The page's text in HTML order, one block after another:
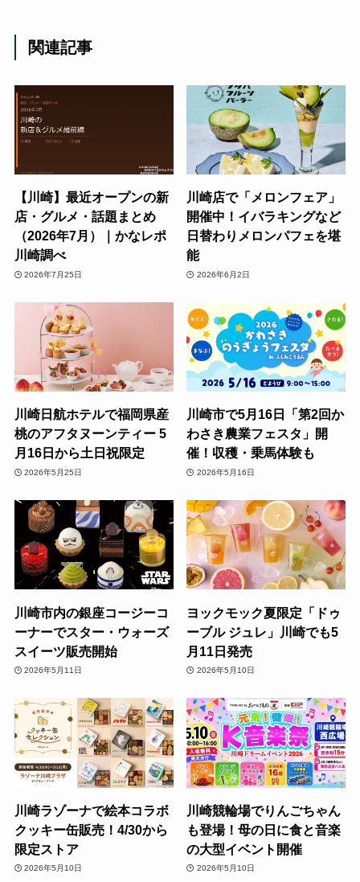
関連記事
【川崎】最近オープンの新
店・グルメ・話題まとめ
（2026年7月）｜かなレポ
川崎調べ
2026年7月25日
川崎店で「メロンフェア」
開催中！イバラキングなど
日替わりメロンパフェを堪
能
2026年6月2日
川崎日航ホテルで福岡県産
桃のアフタヌーンティー 5
月16日から土日祝限定
2026年5月25日
川崎市で5月16日「第2回か
わさき農業フェスタ」開
催！収穫・乗馬体験も
2026年5月16日
川崎市内の銀座コージーコ
ーナーでスター・ウォーズ
スイーツ販売開始
2026年5月11日
ヨックモック夏限定「ドゥ
ーブル ジュレ」川崎でも5
月11日発売
2026年5月10日
川崎ラゾーナで絵本コラボ
クッキー缶販売！4/30から
限定ストア
2026年5月10日
川崎競輪場でりんごちゃん
も登場！母の日に食と音楽
の大型イベント開催
2026年5月10日